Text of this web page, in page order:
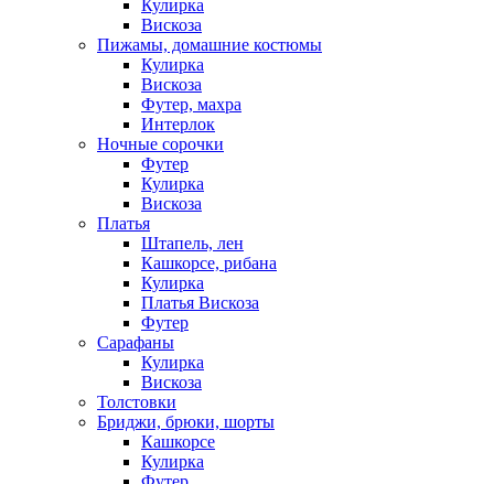
Кулирка
Вискоза
Пижамы, домашние костюмы
Кулирка
Вискоза
Футер, махра
Интерлок
Ночные сорочки
Футер
Кулирка
Вискоза
Платья
Штапель, лен
Кашкорсе, рибана
Кулирка
Платья Вискоза
Футер
Сарафаны
Кулирка
Вискоза
Толстовки
Бриджи, брюки, шорты
Кашкорсе
Кулирка